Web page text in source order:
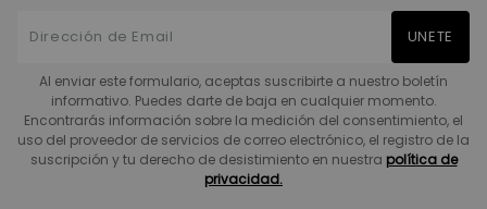
UNETE
Al enviar este formulario, aceptas suscribirte a nuestro boletín
informativo. Puedes darte de baja en cualquier momento.
Encontrarás información sobre la medición del consentimiento, el
uso del proveedor de servicios de correo electrónico, el registro de la
suscripción y tu derecho de desistimiento en nuestra política de
privacidad.